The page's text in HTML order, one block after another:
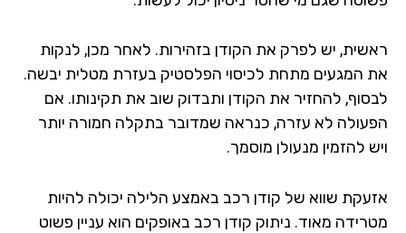
יש לפרק את הקודן בזהירות. לאחר מכן, לנקות
המגעים מתחת לכיסוי הפלסטיק בעזרת מטלית יבשה.
להחזיר את הקודן ותבדוק שוב את תקינותו. אם
לא עזרה, כנראה שמדובר בתקלה חמורה יותר
להזמין מנעולן מוסמך.
שווא של קודן רכב באמצע הלילה יכולה להיות
מאוד. ניתוק קודן רכב באופקים הוא עניין פשוט